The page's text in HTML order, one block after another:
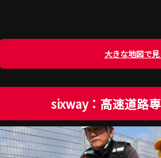
大きな地図で
sixway：高速道路